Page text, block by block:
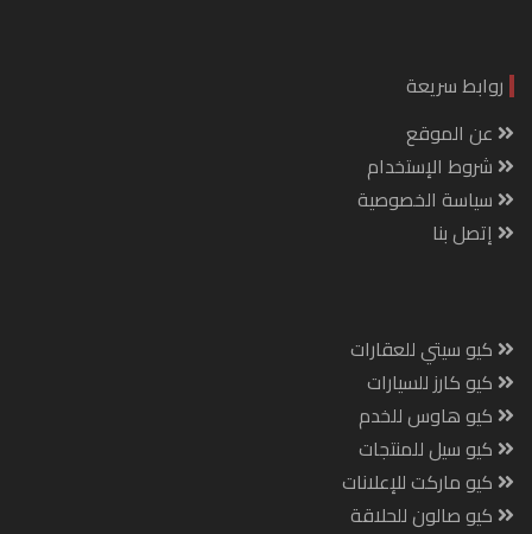
روابط سريعة
عن الموقع
شروط الإستخدام
سياسة الخصوصية
إتصل بنا
كيو سيتي للعقارات
كيو كارز للسيارات
كيو هاوس للخدم
كيو سيل للمنتجات
كيو ماركت للإعلانات
كيو صالون للحلاقة